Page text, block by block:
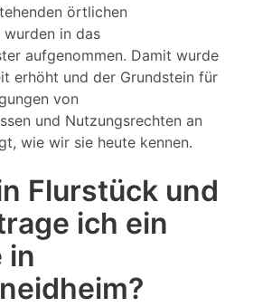
örtlichen
wurden in das
aufgenommen. Damit wurde
erhöht und der Grundstein für
von
und Nutzungsrechten an
wie wir sie heute kennen.
Flurstück und
ich ein
in